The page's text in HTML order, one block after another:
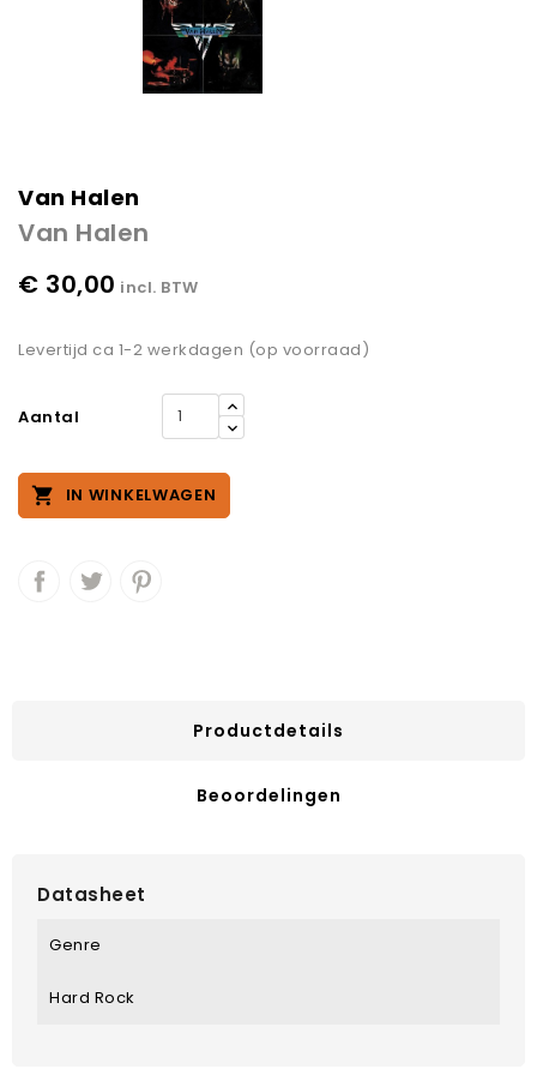
Van Halen
Van Halen
€ 30,00 incl. BTW
Levertijd ca 1-2 werkdagen (op voorraad)
Aantal
 IN WINKELWAGEN
Productdetails
Beoordelingen
Datasheet
Genre
Hard Rock